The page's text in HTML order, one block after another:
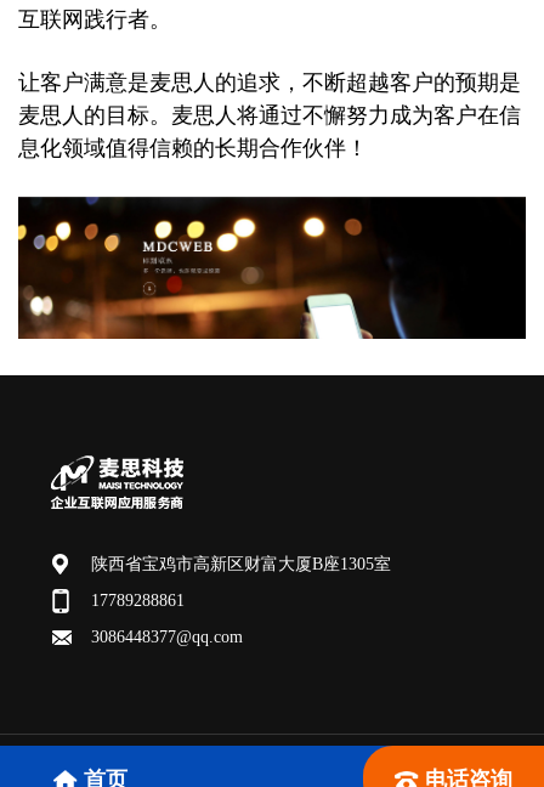
互联网践行者。
让客户满意是麦思人的追求，不断超越客户的预期是
麦思人的目标。麦思人将通过不懈努力成为客户在信
息化领域值得信赖的长期合作伙伴！
陕西省宝鸡市高新区财富大厦B座1305室
17789288861
3086448377@qq.com
版权所有：宝鸡麦思网络科技有限公司 SEO技术支持：
首页 电话咨询